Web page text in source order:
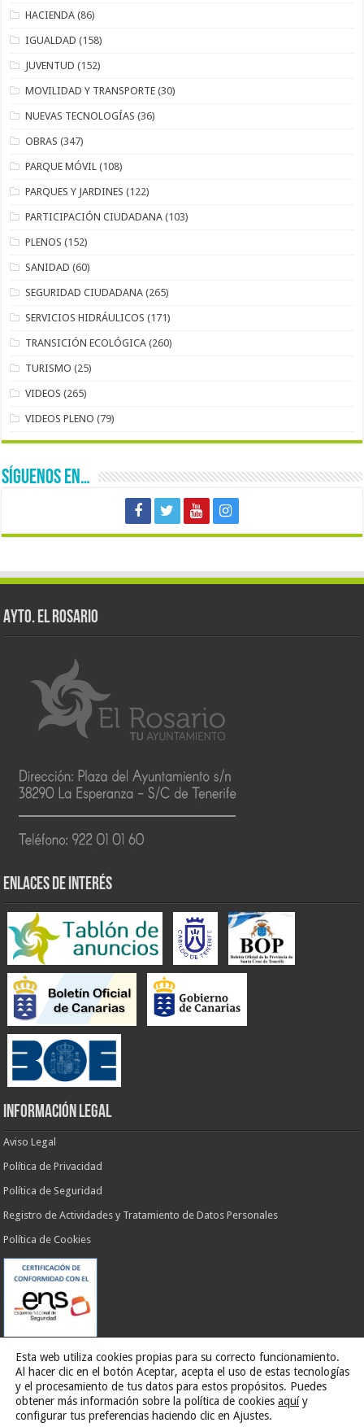
HACIENDA (86)
IGUALDAD (158)
JUVENTUD (152)
MOVILIDAD Y TRANSPORTE (30)
NUEVAS TECNOLOGÍAS (36)
OBRAS (347)
PARQUE MÓVIL (108)
PARQUES Y JARDINES (122)
PARTICIPACIÓN CIUDADANA (103)
PLENOS (152)
SANIDAD (60)
SEGURIDAD CIUDADANA (265)
SERVICIOS HIDRÁULICOS (171)
TRANSICIÓN ECOLÓGICA (260)
TURISMO (25)
VIDEOS (265)
VIDEOS PLENO (79)
SÍGUENOS EN…
AYTO. EL ROSARIO
ENLACES DE INTERÉS
INFORMACIÓN LEGAL
Aviso Legal
Política de Privacidad
Política de Seguridad
Registro de Actividades y Tratamiento de Datos Personales
Política de Cookies
Web desarrollada porG13 Estudio Creativo
Esta web utiliza cookies propias para su correcto funcionamiento.
Al hacer clic en el botón Aceptar, acepta el uso de estas tecnologías
y el procesamiento de tus datos para estos propósitos. Puedes
obtener más información sobre la política de cookies aquíy
configurar tus preferencias haciendo clic en Ajustes.